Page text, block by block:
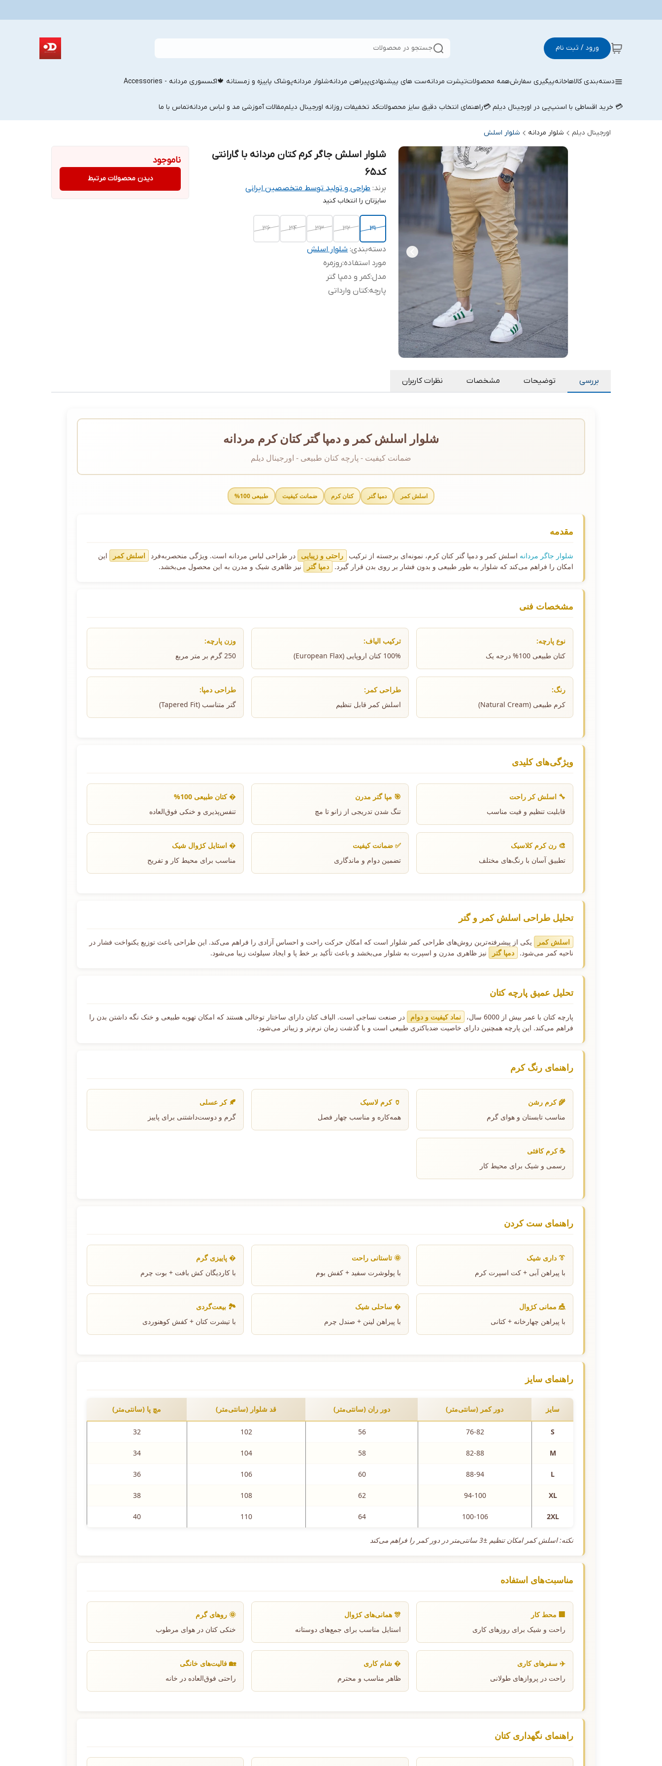
ورود / ثبت نام جستجو در محصولات
دسته‌بندی کالاهاخانهپیگیری سفارشهمه محصولاتتیشرت مردانهست های پیشنهادیپیراهن مردانهشلوار مردانهپوشاک پاییزه و زمستانه 🍁اکسسوری مردانه - Accessories
💳 خرید اقساطی با اسنپ‌پی در اورجینال دیلم 💳راهنمای انتخاب دقیق سایز محصولاتکد تخفیفات روزانه اورجینال دیلممقالات آموزشی مد و لباس مردانهتماس با ما
اورجینال دیلم شلوار مردانه شلوار اسلش
شلوار اسلش جاگر کرم کتان مردانه با گارانتی
کد۶۵
برند: طراحی و تولید توسط متخصصین ایرانی
سایزتان را انتخاب کنید
۳۱ ۳۲ ۳۳ ۳۴ ۳۶
دسته‌بندی:شلوار اسلش
مورد استفاده:روزمره
مدل:کمر و دمپا گتر
پارچه:کتان وارداتی
ناموجود
دیدن محصولات مرتبط
بررسی توضیحات مشخصات نظرات کاربران
شلوار اسلش کمر و دمپا گتر کتان کرم مردانه
ضمانت کیفیت - پارچه کتان طبیعی - اورجینال دیلم
اسلش کمر دمپا گتر کتان کرم ضمانت کیفیت طبیعی 100%
مقدمه
شلوار جاگر مردانه اسلش کمر و دمپا گتر کتان کرم، نمونه‌ای برجسته از ترکیب راحتی و زیبایی در طراحی لباس مردانه است. ویژگی منحصربه‌فرد اسلش کمر
این
امکان را فراهم می‌کند که شلوار به طور طبیعی و بدون فشار بر روی بدن قرار گیرد.
دمپا گتر نیز ظاهری شیک و مدرن به این محصول می‌بخشد.
مشخصات فنی
نوع پارچه:
کتان طبیعی 100% درجه یک
ترکیب الیاف:
100% کتان اروپایی (European Flax)
وزن پارچه:
250 گرم بر متر مربع
رنگ:
کرم طبیعی (Natural Cream)
طراحی کمر:
اسلش کمر قابل تنظیم
طراحی دمپا:
گتر متناسب (Tapered Fit)
ویژگی‌های کلیدی
🔧 اسلش کر راحت
قابلیت تنظیم و فیت مناسب
🎯 مپا گتر مدرن
تنگ شدن تدریجی از زانو تا مچ
� کتان طبیعی 100%
تنفس‌پذیری و خنکی فوق‌العاده
🎨 رن کرم کلاسیک
تطبیق آسان با رنگ‌های مختلف
✅ ضمانت کیفیت
تضمین دوام و ماندگاری
� استایل کژوال شیک
مناسب برای محیط کار و تفریح
تحلیل طراحی اسلش کمر و گتر
اسلش کمر
یکی از پیشرفته‌ترین روش‌های طراحی کمر شلوار است که امکان حرکت راحت و احساس آزادی را فراهم می‌کند. این طراحی باعث توزیع یکنواخت فشار در
ناحیه کمر می‌شود.
دمپا گتر نیز ظاهری مدرن و اسپرت به شلوار می‌بخشد و باعث تأکید بر خط پا و ایجاد سیلوئت زیبا می‌شود.
تحلیل عمیق پارچه کتان
پارچه کتان با عمر بیش از 6000 سال، نماد کیفیت و دوام
در صنعت نساجی است. الیاف کتان دارای ساختار توخالی هستند که امکان تهویه طبیعی و خنک نگه داشتن بدن را
فراهم می‌کند. این پارچه همچنین دارای خاصیت ضدباکتری طبیعی است و با گذشت زمان نرم‌تر و زیباتر می‌شود.
راهنمای رنگ کرم
🌾 کرم رشن
مناسب تابستان و هوای گرم
🏺 کرم لاسیک
همه‌کاره و مناسب چهار فصل
🍂 کر عسلی
گرم و دوست‌داشتنی برای پاییز
☕ کرم کافئی
رسمی و شیک برای محیط کار
راهنمای ست کردن
👔 داری شیک
با پیراهن آبی + کت اسپرت کرم
🌞 تاستانی راحت
با پولوشرت سفید + کفش بوم
� پاییزی گرم
با کاردیگان کش بافت + بوت چرم
🎪 ممانی کژوال
با پیراهن چهارخانه + کتانی
� ساحلی شیک
با پیراهن لینن + صندل چرم
🏞️ بیعت‌گردی
با تیشرت کتان + کفش کوهنوردی
راهنمای سایز
سایز دور کمر (سانتی‌متر) دور ران (سانتی‌متر) قد شلوار (سانتی‌متر) مچ پا (سانتی‌متر)
S
76-82
56
102
32
M
82-88
58
104
34
L
88-94
60
106
36
XL
94-100
62
108
38
2XL
100-106
64
110
40
نکته: اسلش کمر امکان تنظیم ±3 سانتی‌متر در دور کمر را فراهم می‌کند
مناسبت‌های استفاده
🏢 محط کار
راحت و شیک برای روزهای کاری
🎊 همانی‌های کژوال
استایل مناسب برای جمع‌های دوستانه
🌞 روهای گرم
خنکی کتان در هوای مرطوب
✈️ سفرهای کاری
راحت در پروازهای طولانی
�️ شام کاری
ظاهر مناسب و محترم
🏡 فالیت‌های خانگی
راحتی فوق‌العاده در خانه
راهنمای نگهداری کتان